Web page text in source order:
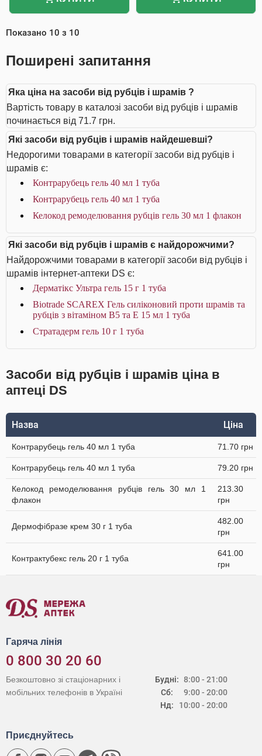
Показано 10 з 10
Поширені запитання
Яка ціна на засоби від рубців і шрамів ?
Вартість товару в каталозі засоби від рубців і шрамів
починається від 71.7 грн.
Які засоби від рубців і шрамів найдешевші?
Недорогими товарами в категорії засоби від рубців і
шрамів є:
Контрарубець гель 40 мл 1 туба
Контрарубець гель 40 мл 1 туба
Келокод ремоделювання рубців гель 30 мл 1 флакон
Які засоби від рубців і шрамів є найдорожчими?
Найдорожчими товарами в категорії засоби від рубців і
шрамів інтернет-аптеки DS є:
Дерматікс Ультра гель 15 г 1 туба
Biotrade SCAREX Гель силіконовий проти шрамів та
рубців з вітаміном В5 та Е 15 мл 1 туба
Стратадерм гель 10 г 1 туба
Засоби від рубців і шрамів ціна в
аптеці DS
Назва Ціна
Контрарубець гель 40 мл 1 туба 71.70 грн
Контрарубець гель 40 мл 1 туба 79.20 грн
Келокод ремоделювання рубців гель 30 мл 1
флакон
213.30
грн
Дермофібразе крем 30 г 1 туба
482.00
грн
Контрактубекс гель 20 г 1 туба
641.00
грн
Гаряча лінія
0 800 30 20 60
Будні:
Сб:
Нд:
8:00 - 21:00
9:00 - 20:00
10:00 - 20:00
Безкоштовно зі стаціонарних і
мобільних телефонів в Україні
Приєднуйтесь